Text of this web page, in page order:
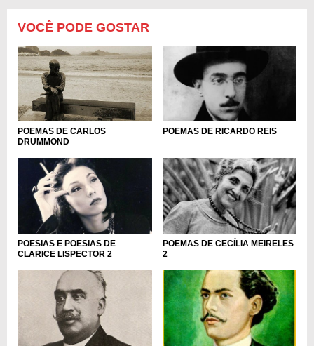
VOCÊ PODE GOSTAR
POEMAS DE CARLOS
DRUMMOND
POEMAS DE RICARDO REIS
POESIAS E POESIAS DE
CLARICE LISPECTOR 2
POEMAS DE CECÍLIA MEIRELES
2